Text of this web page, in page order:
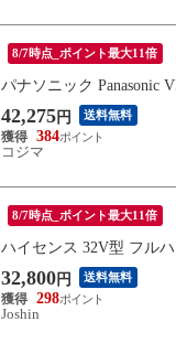
8/7時点_ポイント最大11倍
パナソニック Panasonic
42,275 円 送料無料
384
コジマ
8/7時点_ポイント最大11倍
ハイセンス 32V型 フルハ
32,800 円 送料無料
298
Joshin